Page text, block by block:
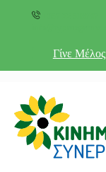
Γίνε Μέλος